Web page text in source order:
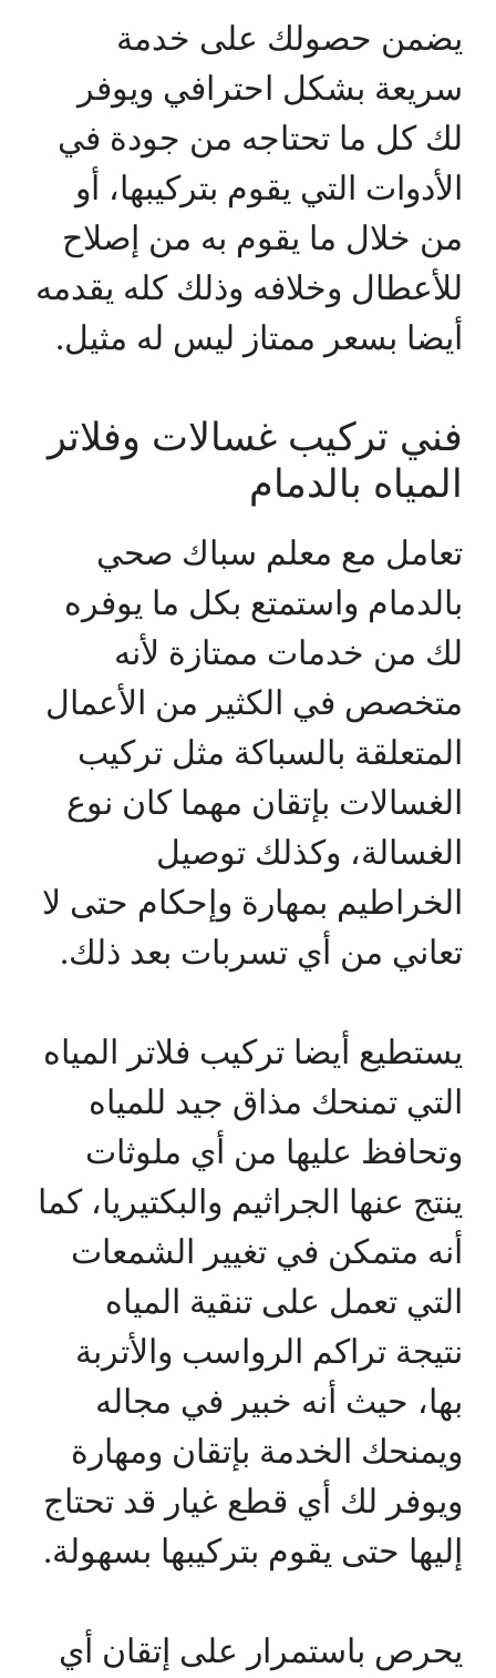
يضمن حصولك على خدمة
سريعة بشكل احترافي ويوفر
لك كل ما تحتاجه من جودة في
الأدوات التي يقوم بتركيبها، أو
من خلال ما يقوم به من إصلاح
للأعطال وخلافه وذلك كله يقدمه
أيضا بسعر ممتاز ليس له مثيل.
فني تركيب غسالات وفلاتر
المياه بالدمام
تعامل مع معلم سباك صحي
بالدمام واستمتع بكل ما يوفره
لك من خدمات ممتازة لأنه
متخصص في الكثير من الأعمال
المتعلقة بالسباكة مثل تركيب
الغسالات بإتقان مهما كان نوع
الغسالة، وكذلك توصيل
الخراطيم بمهارة وإحكام حتى لا
تعاني من أي تسربات بعد ذلك.
يستطيع أيضا تركيب فلاتر المياه
التي تمنحك مذاق جيد للمياه
وتحافظ عليها من أي ملوثات
ينتج عنها الجراثيم والبكتيريا، كما
أنه متمكن في تغيير الشمعات
التي تعمل على تنقية المياه
نتيجة تراكم الرواسب والأتربة
بها، حيث أنه خبير في مجاله
ويمنحك الخدمة بإتقان ومهارة
ويوفر لك أي قطع غيار قد تحتاج
إليها حتى يقوم بتركيبها بسهولة.
يحرص باستمرار على إتقان أي